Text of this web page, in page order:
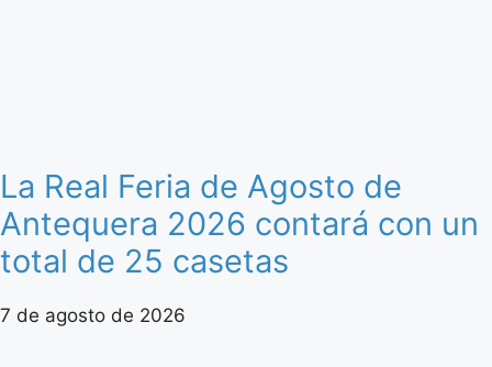
La Real Feria de Agosto de
Antequera 2026 contará con un
total de 25 casetas
7 de agosto de 2026